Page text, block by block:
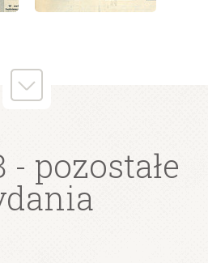
wydanie: 51/52/1958
wydanie: 51/52/1958
- pozostałe